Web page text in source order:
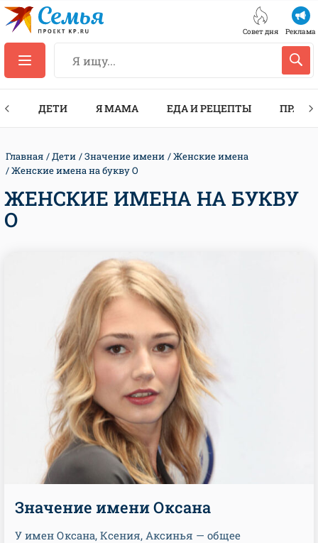
Совет дня Реклама
ДЕТИ Я МАМА ЕДА И РЕЦЕПТЫ
Главная Дети Значение имени
Женские имена
Женские имена на букву О
ЖЕНСКИЕ ИМЕНА НА БУКВУ
О
Значение имени Оксана
У имен Оксана, Ксения, Аксинья — общее